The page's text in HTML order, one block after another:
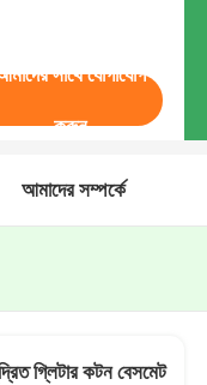
সাথে যোগাযোগ
করুন
আমাদের সম্পর্কে
গ্লিটার কটন বেসমেট